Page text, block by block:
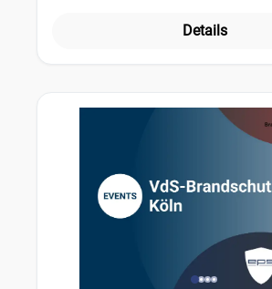
Details